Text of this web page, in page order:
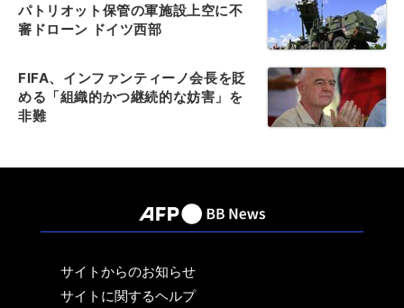
パトリオット保管の軍施設上空に不
審ドローン ドイツ西部
FIFA、インファンティーノ会長を貶
める「組織的かつ継続的な妨害」を
非難
サイトからのお知らせ
サイトに関するヘルプ